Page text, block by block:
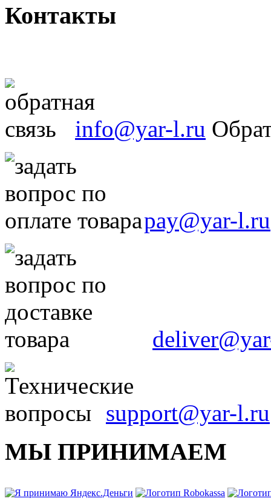
Контакты
info@yar-l.ru
pay@yar-l.ru
support@yar-l.ru
МЫ ПРИНИМАЕМ